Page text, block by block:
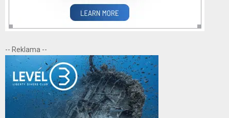
-- Reklama --